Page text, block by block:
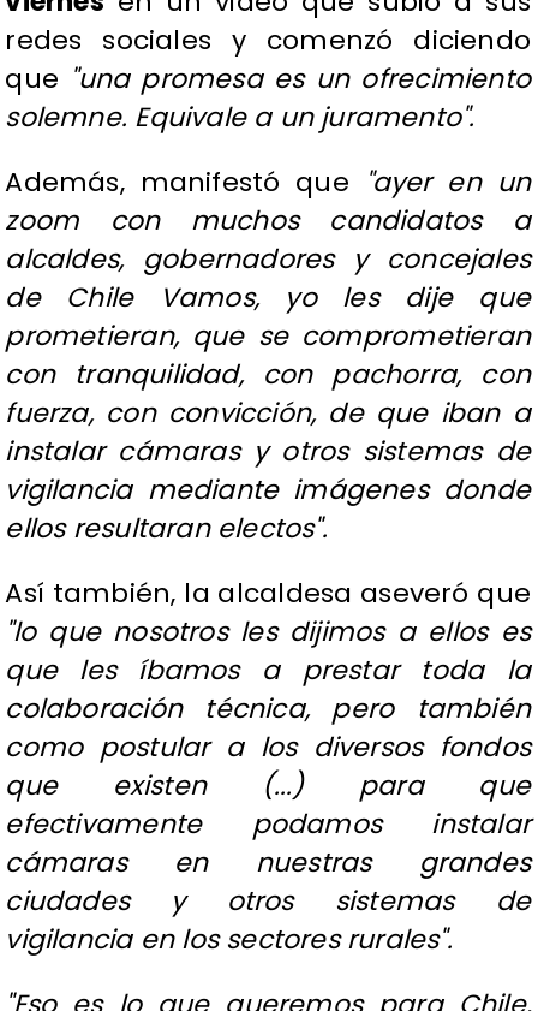
redes sociales y comenzó diciendo
que "una promesa es un ofrecimiento
solemne. Equivale a un juramento".
Además, manifestó que "ayer en un
zoom con muchos candidatos a
alcaldes, gobernadores y concejales
de Chile Vamos, yo les dije que
prometieran, que se comprometieran
con tranquilidad, con pachorra, con
fuerza, con convicción, de que iban a
instalar cámaras y otros sistemas de
vigilancia mediante imágenes donde
ellos resultaran electos".
Así también, la alcaldesa aseveró que
"lo que nosotros les dijimos a ellos es
que les íbamos a prestar toda la
colaboración técnica, pero también
como postular a los diversos fondos
que existen (...) para que
efectivamente podamos instalar
cámaras en nuestras grandes
ciudades y otros sistemas de
vigilancia en los sectores rurales".